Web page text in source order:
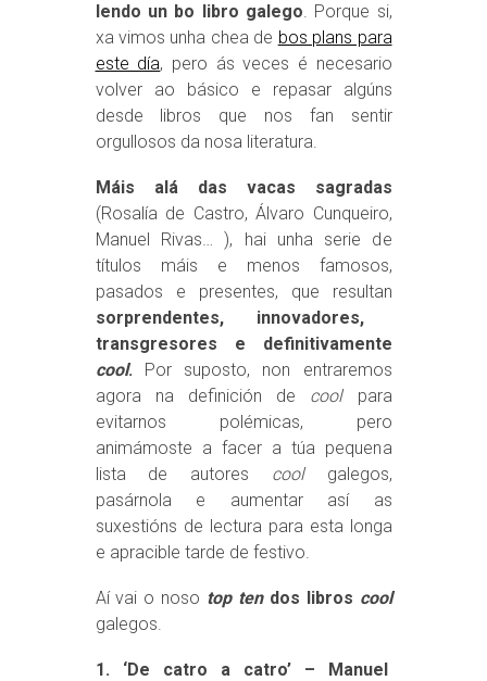
lendo un bo libro galego. Porque si,
xa vimos unha chea de bos plans para
este día, pero ás veces é necesario
volver ao básico e repasar algúns
desde libros que nos fan sentir
orgullosos da nosa literatura.
Máis alá das vacas sagradas
(Rosalía de Castro, Álvaro Cunqueiro,
Manuel Rivas… ), hai unha serie de
títulos máis e menos famosos,
pasados e presentes, que resultan
sorprendentes, innovadores,
transgresores e definitivamente
cool. Por suposto, non entraremos
agora na definición de coolpara
evitarnos polémicas, pero
animámoste a facer a túa pequena
lista de autores coolgalegos,
pasárnola e aumentar así as
suxestións de lectura para esta longa
e apracible tarde de festivo.
Aí vai o noso top tendos libros cool
galegos.
1. ‘De catro a catro’ – Manuel